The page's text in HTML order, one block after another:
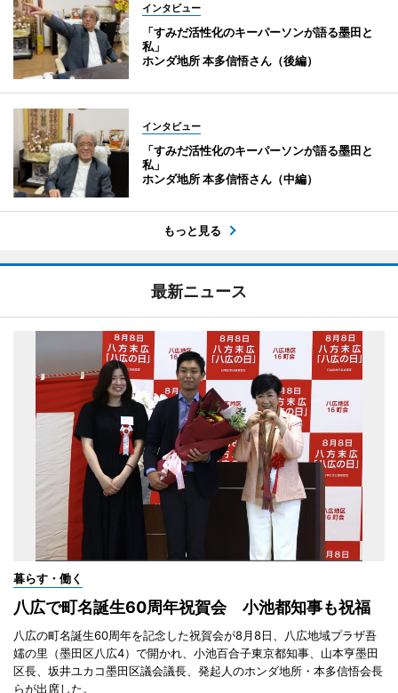
インタビュー
「すみだ活性化のキーパーソンが語る墨田と
私」
ホンダ地所 本多信悟さん（後編）
インタビュー
「すみだ活性化のキーパーソンが語る墨田と
私」
ホンダ地所 本多信悟さん（中編）
もっと見る
最新ニュース
暮らす・働く
八広で町名誕生60周年祝賀会 小池都知事も祝福
八広の町名誕生60周年を記念した祝賀会が8月8日、八広地域プラザ吾
嬬の里（墨田区八広4）で開かれ、小池百合子東京都知事、山本亨墨田
区長、坂井ユカコ墨田区議会議長、発起人のホンダ地所・本多信悟会長
らが出席した。